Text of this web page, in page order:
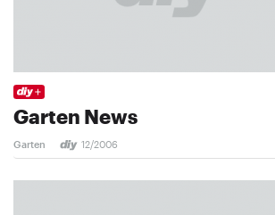
Garten News
Garten 12/2006